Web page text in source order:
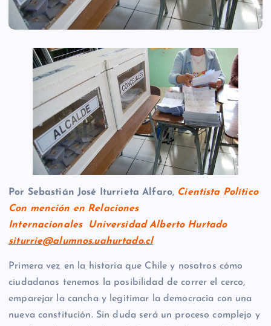
Por Sebastián José Iturrieta Alfaro, Cientista Político
Con mención en Relaciones
Internacionales Universidad Alberto Hurtado
siturrie@alumnos.uahurtado.cl
Primera vez en la historia que Chile y nosotros cómo
ciudadanos tenemos la posibilidad de correr el cerco,
emparejar la cancha y legitimar la democracia con una
nueva constitución. Sin duda será un proceso complejo y